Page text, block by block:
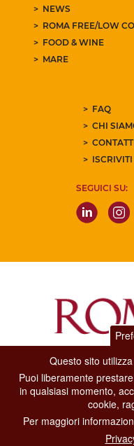
NEWS
ROMA FREE/LOW
FOOD & WINE
MARE
FAQ
CHI
SEGUICI SU:
Dipartimento
Via di San Basilio, 51
00187 Roma
CONTACT
Questo sito
Puoi liberamente
in qualsiasi momento,
cookie,
Per maggiori